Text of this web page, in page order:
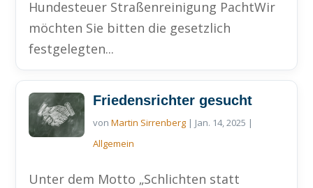
Hundesteuer Straßenreinigung PachtWir
möchten Sie bitten die gesetzlich
festgelegten...
Friedensrichter gesucht
vonMartin Sirrenberg | Jan. 14, 2025 |
Allgemein
Unter dem Motto „Schlichten statt